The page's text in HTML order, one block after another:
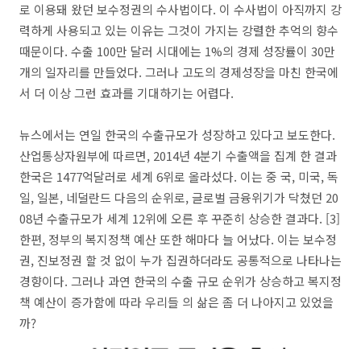
로 이용돼 왔던 보수정권의 수사법이다. 이 수사법이 아직까지 강
력하게 사용되고 있는 이유는 그것이 가지는 강렬한 추억의 향수
때문이다. 수출 100만 달러 시대에는 1%의 경제 성장률이 30만
개의 일자리를 만들었다. 그러나 고도의 경제성장을 마친 한국에
서 더 이상 그런 효과를 기대하기는 어렵다.
뉴스에서는 연일 한국의 수출규모가 성장하고 있다고 보도한다.
산업통상자원부에 따르면, 2014년 4분기 수출액을 집계 한 결과
한국은 1477억달러로 세계 6위로 올라섰다. 이는 중 국, 미국, 독
일, 일본, 네덜란드 다음의 순위로, 글로벌 금융위기가 닥쳤던 20
08년 수출규모가 세계 12위에 오른 후 꾸준히 상승한 결과다. [3]
한편, 정부의 복지정책 예산 또한 해마다 늘 어났다. 이는 보수정
권, 진보정권 할 것 없이 누가 집권하더라도 공통적으로 나타나는
경향이다. 그러나 과연 한국의 수출 규모 순위가 상승하고 복지정
책 예산이 증가함에 따라 우리들 의 삶은 좀 더 나아지고 있었을
까?